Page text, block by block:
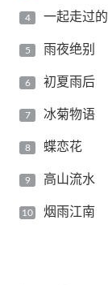
一起走过
雨夜绝别
初夏雨后
冰菊物语
蝶恋花
高山流水
烟雨江南